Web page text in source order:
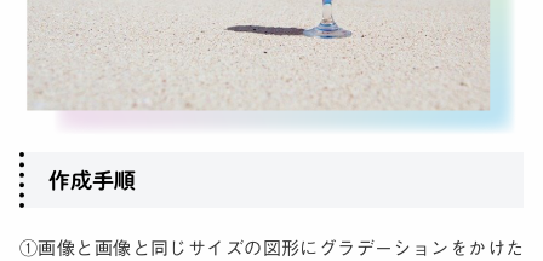
作成手順
①画像と画像と同じサイズの図形にグラデーションをかけた